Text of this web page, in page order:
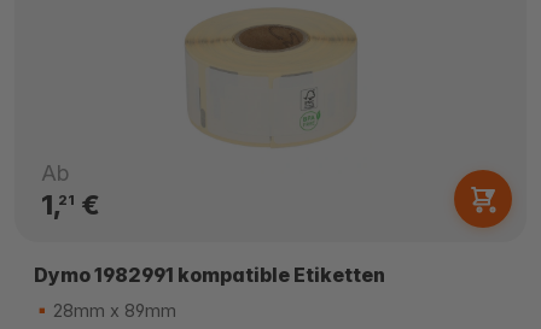
Ab
1,21 €
Dymo 1982991 kompatible Etiketten
28mm x 89mm